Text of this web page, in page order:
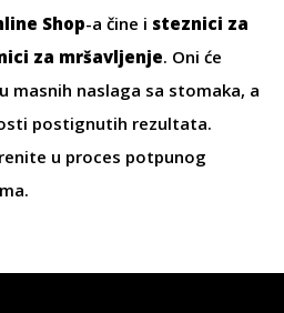
Shop-a čine i steznici za
za mršavljenje. Oni će
masnih naslaga sa stomaka, a
postignutih rezultata.
u proces potpunog